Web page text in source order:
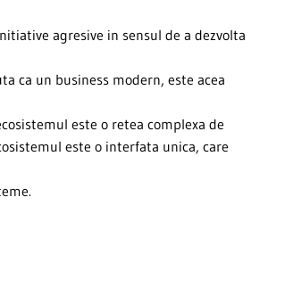
agresive in sensul de a dezvolta
ca un business modern, este acea
este o retea complexa de
este o interfata unica, care